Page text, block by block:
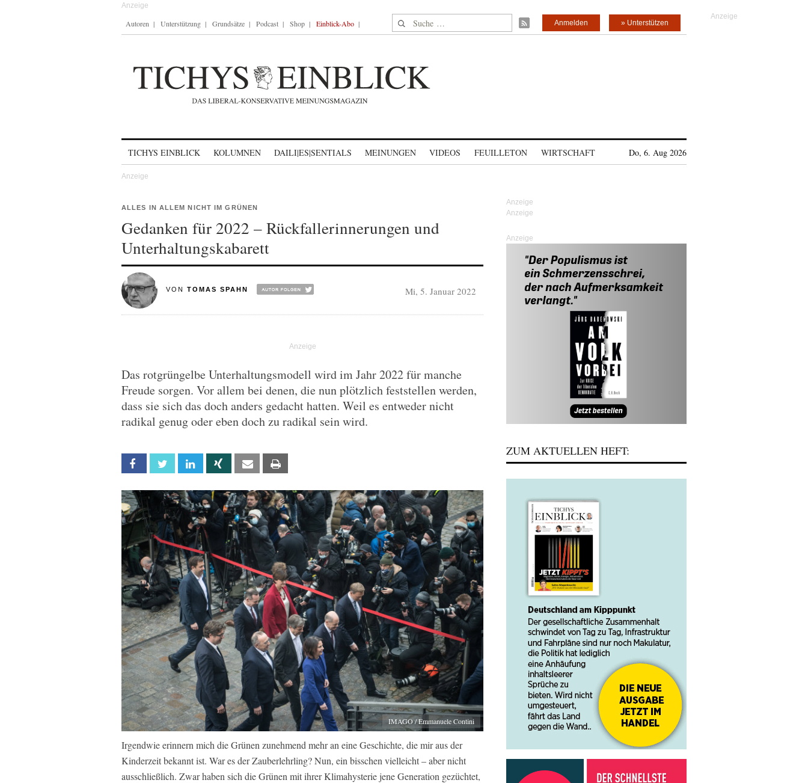
Autoren Unterstützung Grundsätze Podcast Shop Einblick-Abo Suche nach: » Unterstützen
Anmelden
TICHYS EINBLICK KOLUMNEN DAILI|ES|SENTIALS MEINUNGEN VIDEOS FEUILLETON WIRTSCHAFT Do, 6. Aug 2026
ALLES IN ALLEM NICHT IM GRÜNEN
Gedanken für 2022 – Rückfallerinnerungen und
Unterhaltungskabarett
VON TOMAS SPAHN Mi, 5. Januar 2022
Das rotgrüngelbe Unterhaltungsmodell wird im Jahr 2022 für manche
Freude sorgen. Vor allem bei denen, die nun plötzlich feststellen werden,
dass sie sich das doch anders gedacht hatten. Weil es entweder nicht
radikal genug oder eben doch zu radikal sein wird.
Facebook Twitter Linkedin Xing Email
IMAGO / Emmanuele Contini
Irgendwie erinnern mich die Grünen zunehmend mehr an eine Geschichte, die mir aus der
Kinderzeit bekannt ist. War es der Zauberlehrling? Nun, ein bisschen vielleicht – aber nicht
ausschließlich. Zwar haben sich die Grünen mit ihrer Klimahysterie jene Generation gezüchtet,
Anzeige
ZUM AKTUELLEN HEFT: